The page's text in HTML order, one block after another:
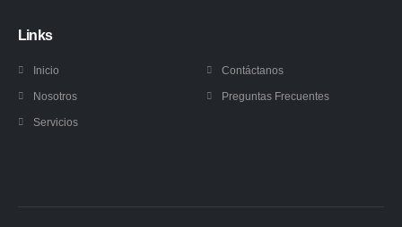
Links
Inicio
Nosotros
Servicios
Contáctanos
Preguntas Frecuentes